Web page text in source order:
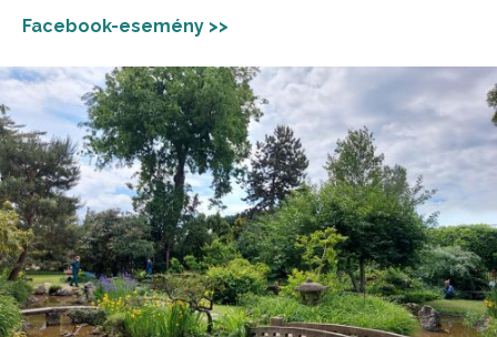
Facebook-esemény >>